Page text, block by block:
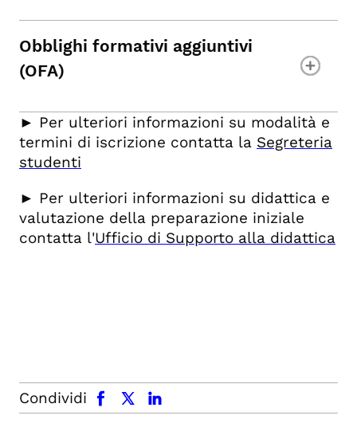
Obblighi formativi aggiuntivi
(OFA)
► Per ulteriori informazioni su modalità e
termini di iscrizione contatta la Segreteria
studenti
► Per ulteriori informazioni su didattica e
valutazione della preparazione iniziale
contatta l'Ufficio di Supporto alla didattica
Condividi
facebook x.com linkedin